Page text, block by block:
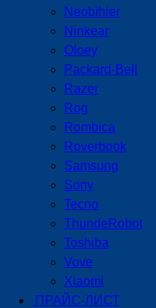
Neobihier
Ninkear
Oloey
Packard-Bell
Razer
Rog
Rombica
Roverbook
Samsung
Sony
Tecno
ThundeRobot
Toshiba
Vove
Xiaomi
ПРАЙС-ЛИСТ